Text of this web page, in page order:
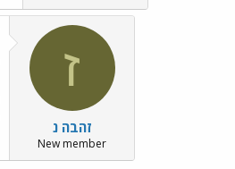
ז
זהבה נ
New member